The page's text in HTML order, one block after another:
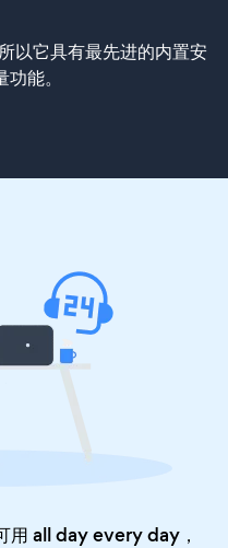
以它具有最先进的内置安
能。
all day every day，